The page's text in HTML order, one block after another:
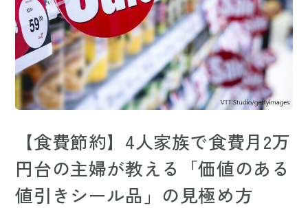
【食費節約】4人家族で食費月2万
円台の主婦が教える「価値のある
値引きシール品」の見極め方